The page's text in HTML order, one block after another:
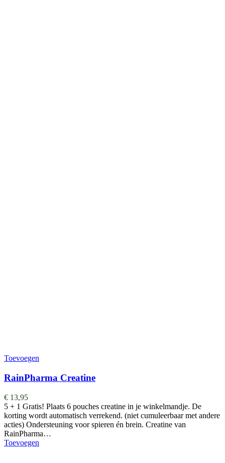
Toevoegen
RainPharma Creatine
€ 13,95
5 + 1 Gratis! Plaats 6 pouches creatine in je winkelmandje. De
korting wordt automatisch verrekend. (niet cumuleerbaar met andere
acties) Ondersteuning voor spieren én brein. Creatine van
RainPharma…
Toevoegen